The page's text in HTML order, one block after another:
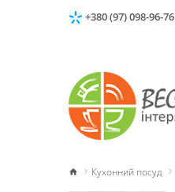
+380 (97) 098-96-76
Кухонний посуд